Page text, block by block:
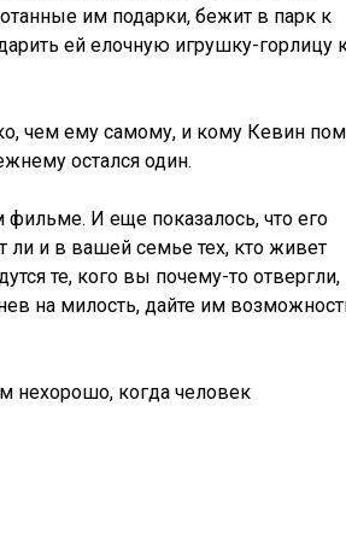
им подарки, бежит в парк к
ей елочную игрушку-горлицу
чем ему самому, и кому Кевин
остался один.
И еще показалось, что его
ли и в вашей семье тех, кто живет
те, кого вы почему-то отвергли,
на милость, дайте им
нехорошо, когда человек